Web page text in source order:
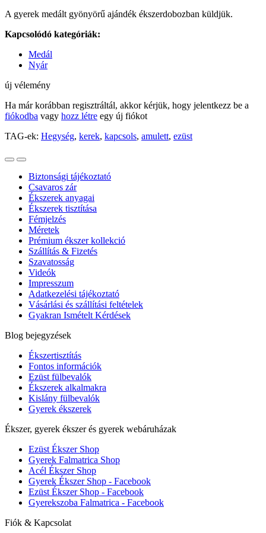
A gyerek medált gyönyörű ajándék ékszerdobozban küldjük.
Kapcsolódó kategóriák:
Medál
Nyár
új vélemény
Ha már korábban regisztráltál, akkor kérjük, hogy jelentkezz be a
fiókodba vagy hozz létre egy új fiókot
TAG-ek: Hegység, kerek, kapcsols, amulett, ezüst
Biztonsági tájékoztató
Csavaros zár
Ékszerek anyagai
Ékszerek tisztítása
Fémjelzés
Méretek
Prémium ékszer kollekció
Szállítás & Fizetés
Szavatosság
Videók
Impresszum
Adatkezelési tájékoztató
Vásárlási és szállítási feltételek
Gyakran Ismételt Kérdések
Blog bejegyzések
Ékszertisztítás
Fontos információk
Ezüst fülbevalók
Ékszerek alkalmakra
Kislány fülbevalók
Gyerek ékszerek
Ékszer, gyerek ékszer és gyerek webáruházak
Ezüst Ékszer Shop
Gyerek Falmatrica Shop
Acél Ékszer Shop
Gyerek Ékszer Shop - Facebook
Ezüst Ékszer Shop - Facebook
Gyerekszoba Falmatrica - Facebook
Fiók & Kapcsolat